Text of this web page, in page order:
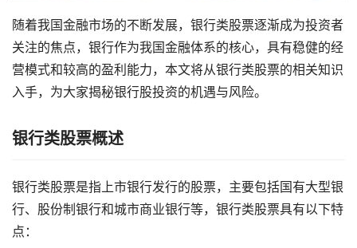
随着我国金融市场的不断发展，银行类股票逐渐成为投资者
关注的焦点，银行作为我国金融体系的核心，具有稳健的经
营模式和较高的盈利能力，本文将从银行类股票的相关知识
入手，为大家揭秘银行股投资的机遇与风险。
银行类股票概述
银行类股票是指上市银行发行的股票，主要包括国有大型银
行、股份制银行和城市商业银行等，银行类股票具有以下特
点：